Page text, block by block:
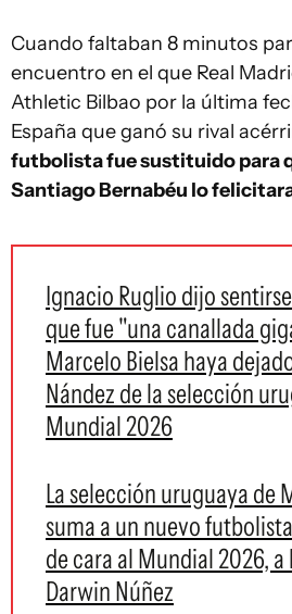
Cuando faltaban 8 minutos
encuentro en el que Real
Athletic Bilbao por la última
España que ganó su rival
futbolista fue sustituido para
Santiago Bernabéu lo
Ignacio Ruglio dijo
que fue "una canallada
Marcelo Bielsa haya
Nández de la selección
Mundial 2026
La selección uruguaya de
suma a un nuevo
de cara al Mundial 2026, a
Darwin Núñez